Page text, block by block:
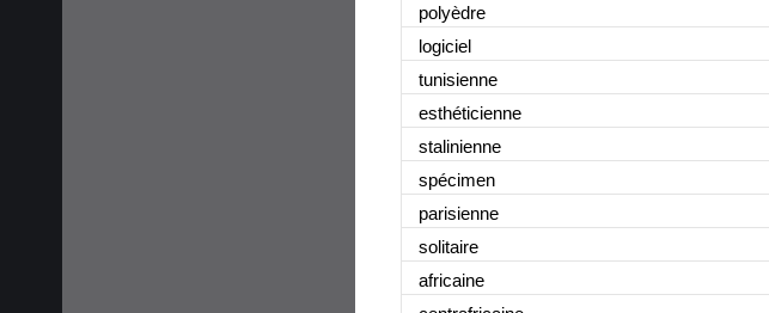
polyèdre
logiciel
tunisienne
esthéticienne
stalinienne
spécimen
parisienne
solitaire
africaine